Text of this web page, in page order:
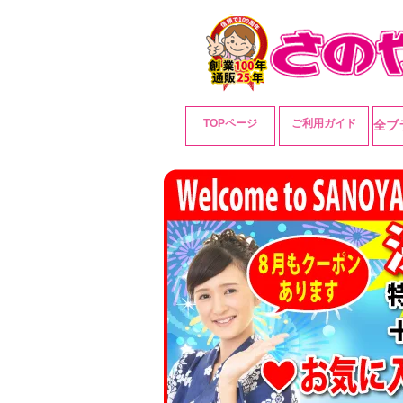
TOPページ ご利用ガイド 全ブ